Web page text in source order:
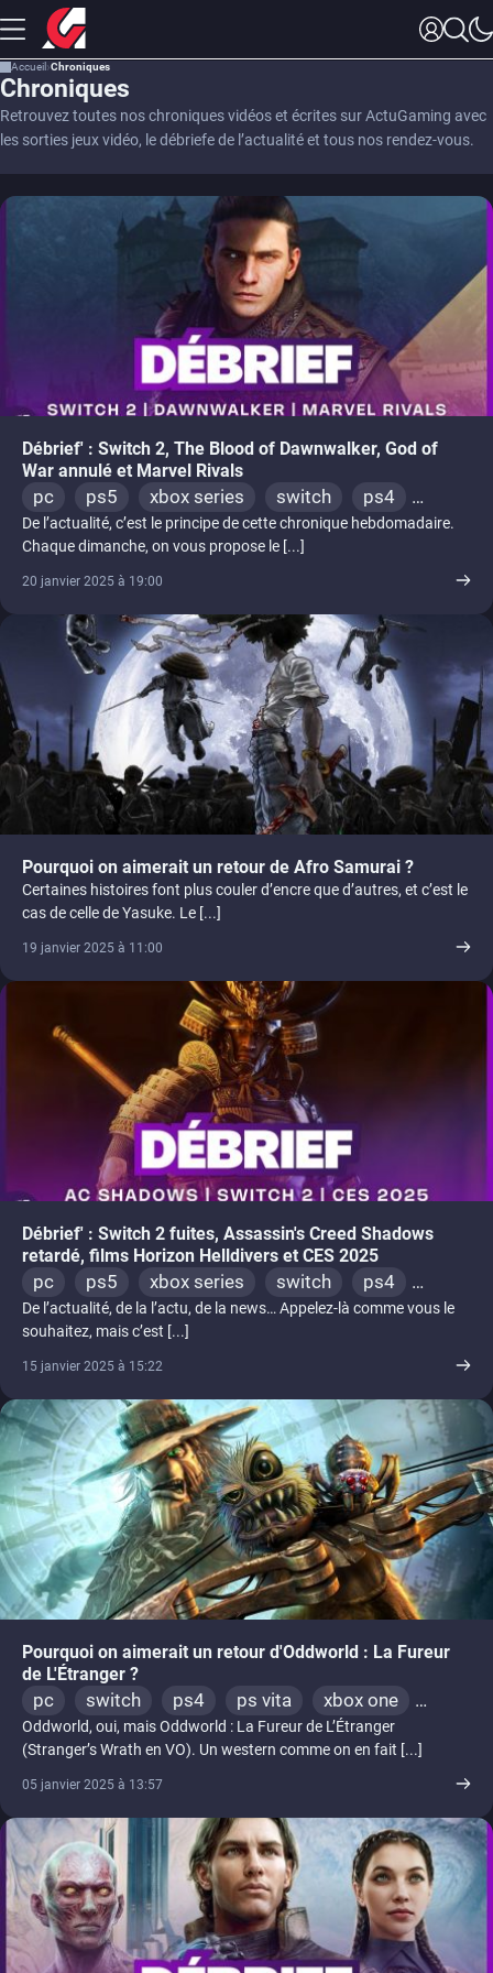
Accueil Chroniques
Chroniques
Retrouvez toutes nos chroniques vidéos et écrites sur ActuGaming avec
les sorties jeux vidéo, le débriefe de l’actualité et tous nos rendez-vous.
Débrief' : Switch 2, The Blood of Dawnwalker, God of
War annulé et Marvel Rivals
pc ps5 xbox series switch
ps4
xbox one
De l’actualité, c’est le principe de cette chronique hebdomadaire.
Chaque dimanche, on vous propose le [...]
20 janvier 2025 à 19:00
Pourquoi on aimerait un retour de Afro Samurai ?
Certaines histoires font plus couler d’encre que d’autres, et c’est le
cas de celle de Yasuke. Le [...]
19 janvier 2025 à 11:00
Débrief' : Switch 2 fuites, Assassin's Creed Shadows
retardé, films Horizon Helldivers et CES 2025
pc ps5 xbox series switch
ps4
xbox one
De l’actualité, de la l’actu, de la news… Appelez-là comme vous le
souhaitez, mais c’est [...]
15 janvier 2025 à 15:22
Pourquoi on aimerait un retour d'Oddworld : La Fureur
de L'Étranger ?
pc switch ps4 ps vita
xbox one
ps3
Oddworld, oui, mais Oddworld : La Fureur de L’Étranger
(Stranger’s Wrath en VO). Un western comme on en fait [...]
05 janvier 2025 à 13:57